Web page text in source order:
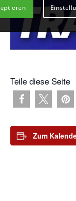
Teile diese Seite
Zum